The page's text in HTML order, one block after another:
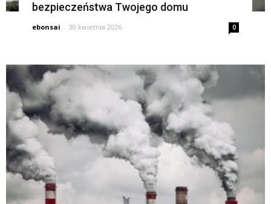
bezpieczeństwa Twojego domu
ebonsai - 30 kwietnia 2026 0